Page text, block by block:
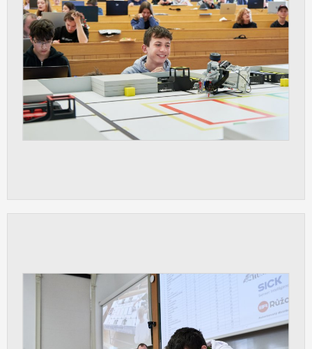
Cookies, které aplikace nedokáže zařadit.
Naším cílem je, aby tato kategorie
zůstala prázdná a všechny cookies byly
přiřazeny do některé z kategorií
uvedených výše.